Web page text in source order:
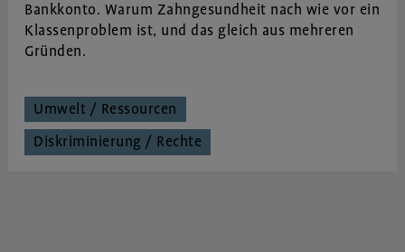
Bankkonto. Warum Zahngesundheit nach wie vor ein
Klassenproblem ist, und das gleich aus mehreren
Gründen.
Umwelt / Ressourcen
Diskriminierung / Rechte